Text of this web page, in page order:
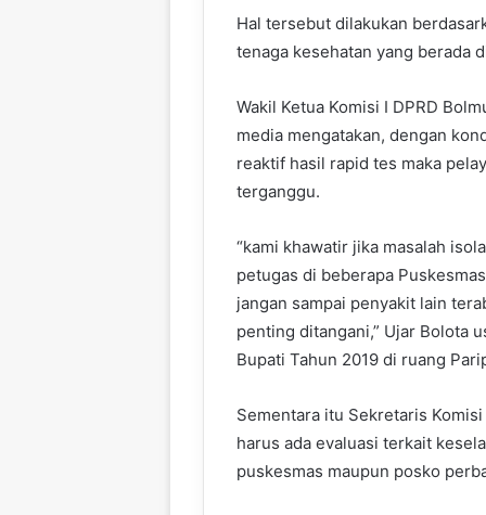
Hal tersebut dilakukan
tenaga kesehatan yang berada
Wakil Ketua Komisi I DPRD
media mengatakan, dengan
reaktif hasil rapid tes maka
terganggu.
“kami khawatir jika masalah
petugas di beberapa
jangan sampai penyakit lain
penting ditangani,” Ujar Bolota
Bupati Tahun 2019 di ruang
Sementara itu Sekretaris
harus ada evaluasi terkait
puskesmas maupun posko